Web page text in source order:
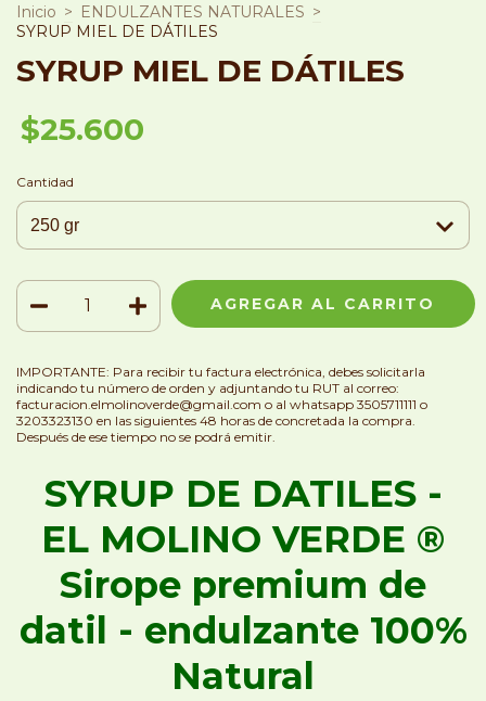
Inicio > ENDULZANTES NATURALES >
SYRUP MIEL DE DÁTILES
SYRUP MIEL DE DÁTILES
$25.600
Cantidad
IMPORTANTE: Para recibir tu factura electrónica, debes solicitarla
indicando tu número de orden y adjuntando tu RUT al correo:
facturacion.elmolinoverde@gmail.com o al whatsapp 3505711111 o
3203323130 en las siguientes 48 horas de concretada la compra.
Después de ese tiempo no se podrá emitir.
SYRUP DE DATILES -
EL MOLINO VERDE ®
Sirope premium de
datil - endulzante 100%
Natural